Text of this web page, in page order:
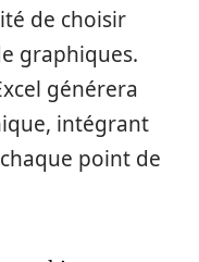
de choisir
graphiques.
générera
intégrant
point de